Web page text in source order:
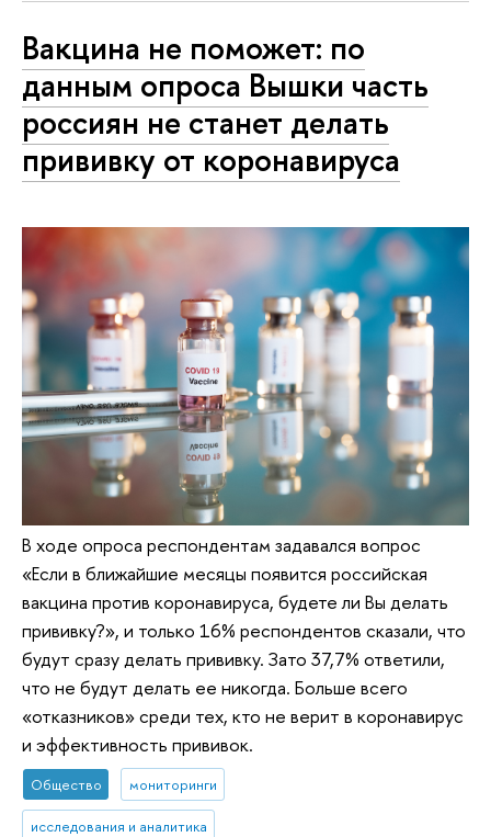
Вакцина не поможет: по
данным опроса Вышки часть
россиян не станет делать
прививку от коронавируса
В ходе опроса респондентам задавался вопрос
«Если в ближайшие месяцы появится российская
вакцина против коронавируса, будете ли Вы делать
прививку?», и только 16% респондентов сказали, что
будут сразу делать прививку. Зато 37,7% ответили,
что не будут делать ее никогда. Больше всего
«отказников» среди тех, кто не верит в коронавирус
и эффективность прививок.
Общество мониторинги
исследования и аналитика